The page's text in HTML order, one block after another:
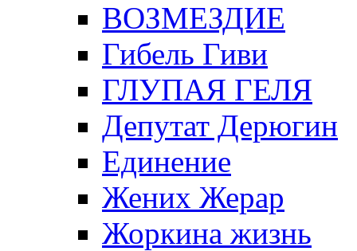
ВОЗМЕЗДИЕ
Гибель Гиви
ГЛУПАЯ ГЕЛЯ
Депутат Дерюгин
Единение
Жених Жерар
Жоркина жизнь